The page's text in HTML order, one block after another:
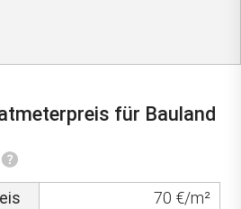
für Bauland
70 €/m²